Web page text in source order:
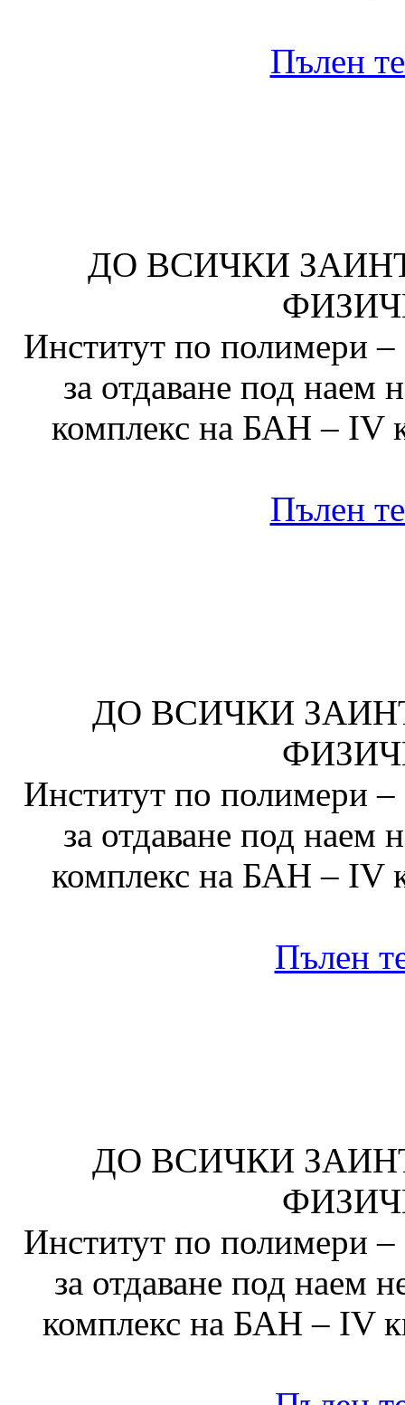
Пълен
ДО ВСИЧКИ
Институт по полимери
за отдаване под
комплекс на БАН – IV
Пълен
ДО ВСИЧКИ
Институт по полимери
за отдаване под
комплекс на БАН – IV
Пълен
ДО ВСИЧКИ
Институт по полимери
за отдаване под
комплекс на БАН – IV